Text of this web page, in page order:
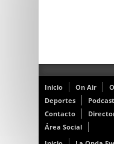
Inicio On Air
Deportes
Podcast
Contacto
Área Social